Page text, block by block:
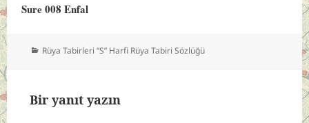
Sure 008 Enfal
Kategoriler
Rüya Tabirleri “S” Harfi Rüya Tabiri Sözlüğü
Bir yanıt yazın